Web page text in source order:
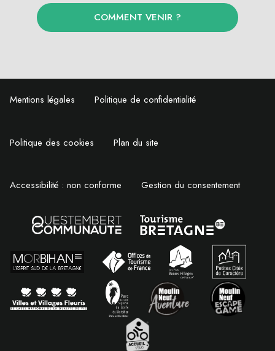
COMMENT VENIR ?
Mentions légales Politique de confidentialité
Politique des cookies Plan du site
Accessibilité : non conforme Gestion du consentement